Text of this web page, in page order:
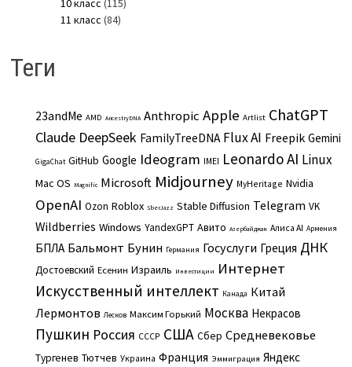
10 класс (115)
11 класс (84)
Теги
23andMe AMD AncestryDNA Anthropic Apple Artlist ChatGPT
Claude DeepSeek FamilyTreeDNA Flux AI Freepik Gemini
GigaChat GitHub Google Ideogram IMEI Leonardo AI Linux
Mac OS Magnific Microsoft Midjourney MyHeritage Nvidia
OpenAI Ozon Roblox SberJazz Stable Diffusion Telegram VK
Wildberries Windows YandexGPT Авито Азербайджан Алиса AI Армения
БПЛА Бальмонт Бунин Германия Госуслуги Греция ДНК
Достоевский Есенин Израиль Инвестиции Интернет
Искусственный интеллект Канада Китай
Лермонтов Лесков Максим Горький Москва Некрасов
Пушкин Россия СССР США Сбер Средневековье
Тургенев Тютчев Украина Франция Эммиграция Яндекс